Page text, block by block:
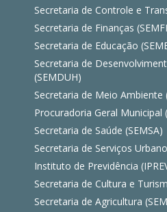
Secretaria de Controle e
Secretaria de Finanças
Secretaria de Educação
Secretaria de
(SEMDUH)
Secretaria de Meio Ambiente
Procuradoria Geral Municipal
Secretaria de Saúde (SEMSA)
Secretaria de Serviços
Instituto de Previdência
Secretaria de Cultura e
Secretaria de Agricultura